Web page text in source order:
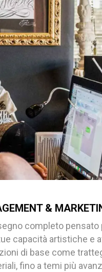
&
completo pensato
capacità artistiche e
di base come
fino a temi più